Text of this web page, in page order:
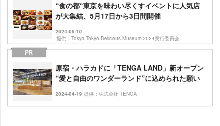
“食の都“東京を味わい尽くすイベントに人気店
が大集結、5月17日から3日間開催
2024-05-10
提供：Tokyo Tokyo Delicious Museum 2024実行委員会
原宿・ハラカドに「TENGA LAND」新オープン
“愛と自由のワンダーランド”に込められた願い
2024-04-19 提供：株式会社 TENGA